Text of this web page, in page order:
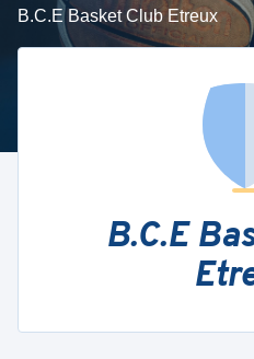
B.C.E Basket Club Etreux
B.C.E